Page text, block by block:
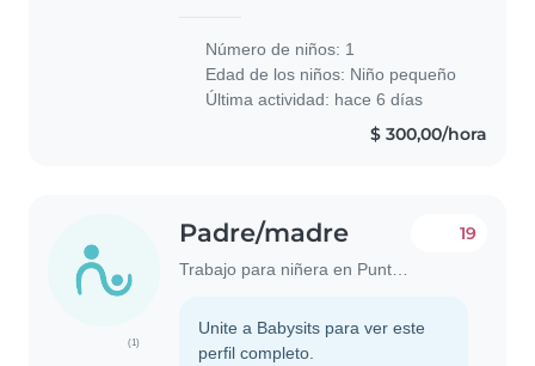
Número de niños: 1
Edad de los niños: Niño pequeño
Última actividad: hace 6 días
$ 300,00/hora
(1)
Padre/madre
Trabajo para niñera en Punta del Este
19
Unite a Babysits para ver este
perfil completo.